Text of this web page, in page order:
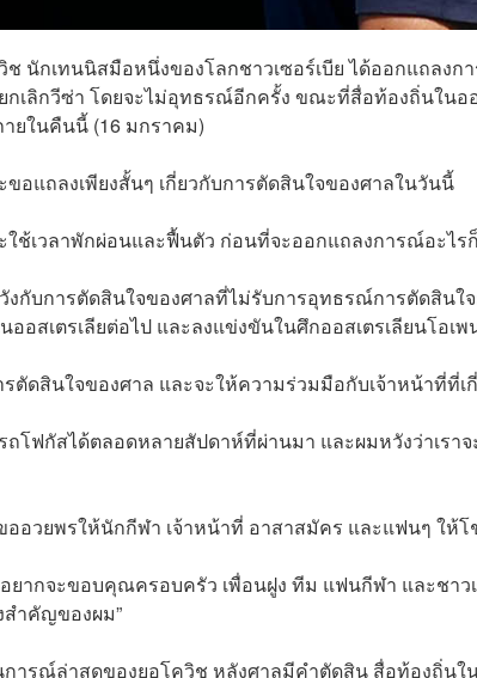
ช นักเทนนิสมือหนึ่งของโลกชาวเซอร์เบีย ได้ออกแถลง
เลิกวีซ่า โดยจะไม่อุทธรณ์อีกครั้ง ขณะที่สื่อท้องถิ่นในออ
ายในคืนนี้ (16 มกราคม)
ขอแถลงเพียงสั้นๆ เกี่ยวกับการตัดสินใจของศาลในวันนี้
ใช้เวลาพักผ่อนและฟื้นตัว ก่อนที่จะออกแถลงการณ์อะไ
งกับการตัดสินใจของศาลที่ไม่รับการอุทธรณ์การตัดสินใ
ออสเตรเลียต่อไป และลงแข่งขันในศึกออสเตรเลียนโอเพ
รตัดสินใจของศาล และจะให้ความร่วมมือกับเจ้าหน้าที่ที่
ถโฟกัสได้ตลอดหลายสัปดาห์ที่ผ่านมา และผมหวังว่าเร
ออวยพรให้นักกีฬา เจ้าหน้าที่ อาสาสมัคร และแฟนๆ ให้
ยากจะขอบคุณครอบครัว เพื่อนฝูง ทีม แฟนกีฬา และชาว
ำคัญของผม”
ารณ์ล่าสุดของยอโควิช หลังศาลมีคำตัดสิน สื่อท้องถิ่นใน